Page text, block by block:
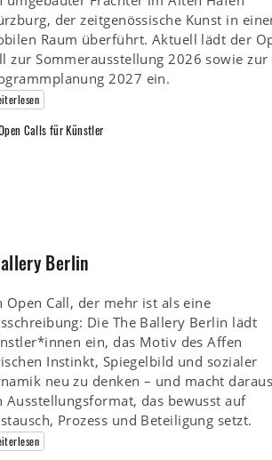
der zeitgenössische Kunst in
Raum überführt. Aktuell lädt der
zur Sommerausstellung 2026 sowie zur
2027 ein.
Calls für Künstler
Berlin
Open Call, der mehr ist als eine
Die The Ballery Berlin lädt
ein, das Motiv des Affen
Instinkt, Spiegelbild und sozialer
neu zu denken – und macht
Ausstellungsformat, das bewusst auf
Prozess und Beteiligung setzt.